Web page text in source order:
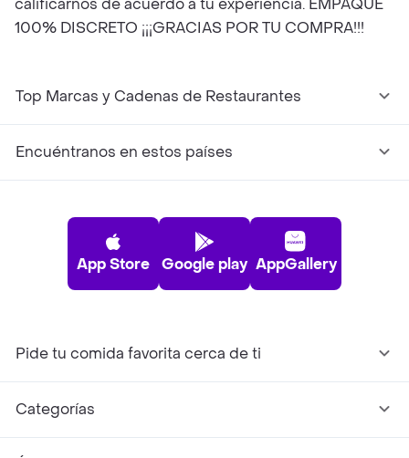
calificarnos de acuerdo a tu experiencia. EMPAQUE
100% DISCRETO ¡¡¡GRACIAS POR TU COMPRA!!!
Top Marcas y Cadenas de Restaurantes
Encuéntranos en estos países
App Store Google play AppGallery
Pide tu comida favorita cerca de ti
Categorías